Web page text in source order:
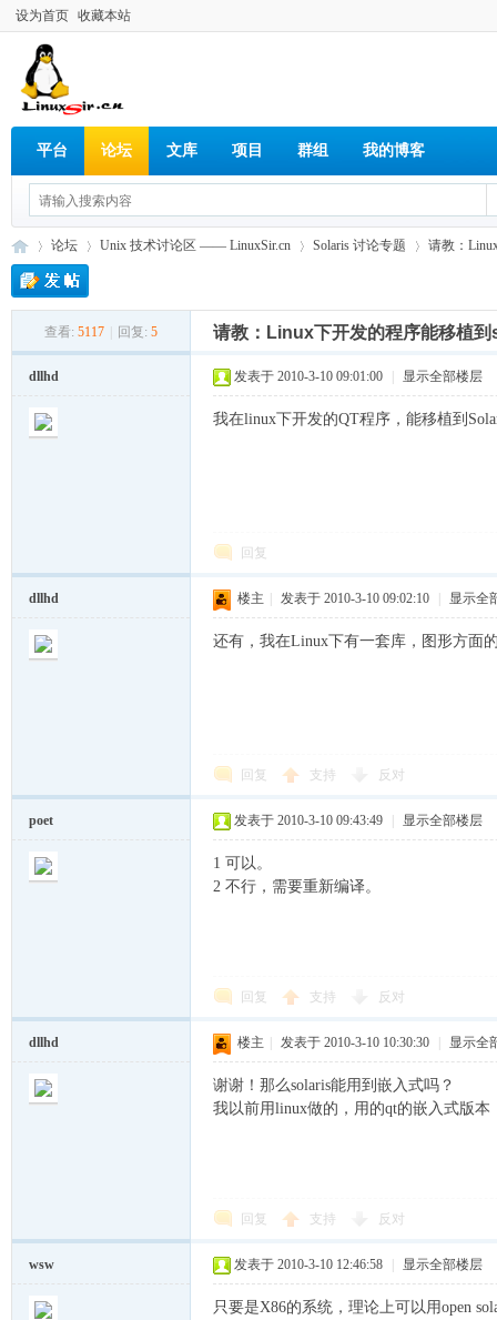
设为首页 收藏本站
平台 论坛 文库 项目 群组 我的博客
论坛
›
Unix 技术讨论区 —— LinuxSir.cn
›
Solaris 讨论专题
›
请教：
查看: 5117 回复: 5 请教：Linux下开发的程序能移植
dllhd 发表于 2010-3-10 09:01:00 显示全部楼层
我在linux下开发的QT程序，能移植到
回复
dllhd 楼主 发表于 2010-3-10 09:02:10 显示全
还有，我在Linux下有一套库，图形方面
回复 支持 反对
poet 发表于 2010-3-10 09:43:49 显示全部楼层
1 可以。
2 不行，需要重新编译。
回复 支持 反对
dllhd 楼主 发表于 2010-3-10 10:30:30 显示全
谢谢！那么solaris能用到嵌入式吗？
我以前用linux做的，用的qt的嵌入式版本
回复 支持 反对
wsw 发表于 2010-3-10 12:46:58 显示全部楼层
只要是X86的系统，理论上可以用open